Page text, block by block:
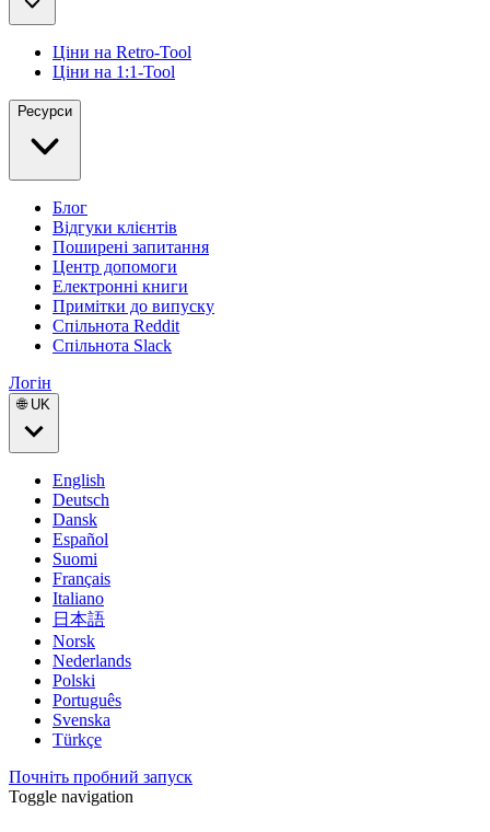
Ціни на Retro-Tool
Ціни на 1:1-Tool
Ресурси
Блог
Відгуки клієнтів
Поширені запитання
Центр допомоги
Електронні книги
Примітки до випуску
Спільнота Reddit
Спільнота Slack
Логін
🌐 UK
English
Deutsch
Dansk
Español
Suomi
Français
Italiano
日本語
Norsk
Nederlands
Polski
Português
Svenska
Türkçe
Почніть пробний запуск
Toggle navigation